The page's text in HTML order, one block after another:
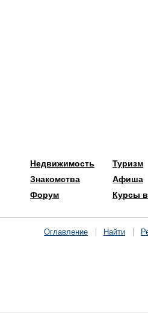
Недвижимость
Знакомства
Форум
Туризм
Афиша
Курсы
Оглавление Найти